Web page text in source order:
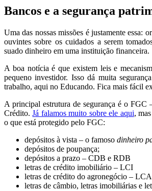
Bancos e a segurança
Uma das nossas missões é justamente essa:
ouvintes sobre os cuidados a serem
suado dinheiro em uma instituição financeira.
A boa notícia é que existem leis e
pequeno investidor. Isso dá muita
trabalho, aqui no Educando. Fica mais fácil
A principal estrutura de segurança é o FGC
Crédito.Já falamos muito sobre ele aqui,
o que está protegido pelo FGC:
depósitos à vista – o famoso dinheiro
depósitos de poupança;
depósitos a prazo – CDB e RDB
letras de crédito imobiliário – LCI
letras de crédito do agronegócio – LCA
letras de câmbio, letras imobiliárias e